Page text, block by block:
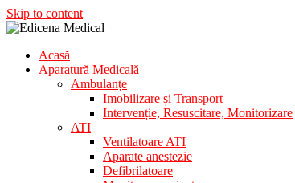
Skip to content
Edicena Medical
Aparatura Medicala
Acasă
Aparatură Medicală
Ambulanțe
Imobilizare și Transport
Intervenție, Resuscitare, Monitorizare
ATI
Ventilatoare ATI
Aparate anestezie
Defibrilatoare